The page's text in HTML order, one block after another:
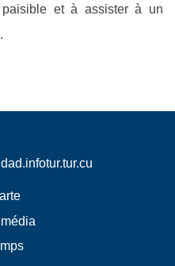
et à assister à un